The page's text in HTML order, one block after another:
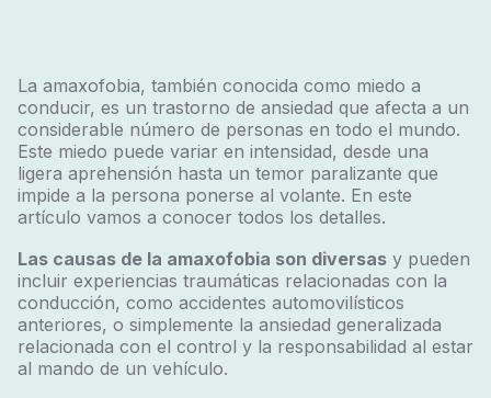
La amaxofobia, también conocida como miedo a
conducir, es un trastorno de ansiedad que afecta a un
considerable número de personas en todo el mundo.
Este miedo puede variar en intensidad, desde una
ligera aprehensión hasta un temor paralizante que
impide a la persona ponerse al volante. En este
artículo vamos a conocer todos los detalles.
Las causas de la amaxofobia son diversasy pueden
incluir experiencias traumáticas relacionadas con la
conducción, como accidentes automovilísticos
anteriores, o simplemente la ansiedad generalizada
relacionada con el control y la responsabilidad al estar
al mando de un vehículo.